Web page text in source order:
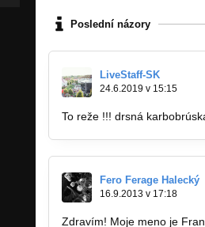
Poslední názory
LiveStaff-SK
24.6.2019 v 15:15
To reže !!! drsná
Fero Ferage Halecký
16.9.2013 v 17:18
Zdravím! Moje meno je